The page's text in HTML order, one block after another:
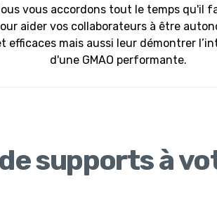
vous accordons tout le temps qu'il
aider vos collaborateurs à être
efficaces mais aussi leur démontrer
d'une GMAO performante.
supports à